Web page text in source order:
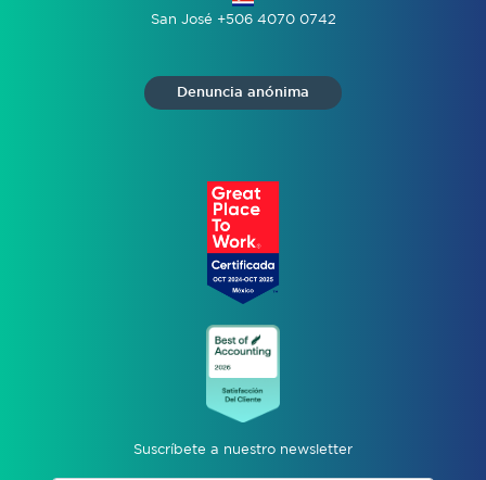
San José +506 4070 0742
Denuncia anónima
Suscríbete a nuestro newsletter